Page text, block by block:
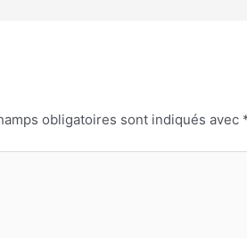
obligatoires sont indiqués avec